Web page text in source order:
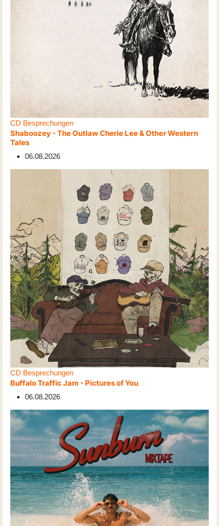
CD Besprechungen
Shaboozey - The Outlaw Cherie Lee & Other Western
Tales
06.08.2026
CD Besprechungen
Buffalo Traffic Jam - Pictures of You
06.08.2026